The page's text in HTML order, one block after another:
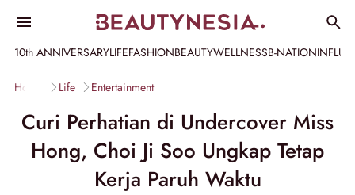
10th ANNIVERSARYLIFEFASHIONBEAUTYWELLNESSB-NATION
Home Life Entertainment
Curi Perhatian di Undercover Miss
Hong, Choi Ji Soo Ungkap Tetap
Kerja Paruh Waktu